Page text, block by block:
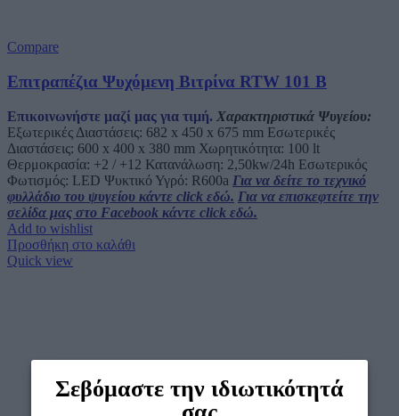
Σεβόμαστε την ιδιωτικότητά
Compare
Επιτραπέζια Ψυχόμενη Βιτρίνα RTW 101 B
Επικοινωνήστε μαζί μας για τιμή. Χαρακτηριστικά Ψυγείου:
Εξωτερικές Διαστάσεις: 682 x 450 x 675 mm Εσωτερικές
Διαστάσεις: 600 x 400 x 380 mm Χωρητικότητα: 100 lt
Θερμοκρασία: +2 / +12 Κατανάλωση: 2,50kw/24h Εσωτερικός
Φωτισμός: LED Ψυκτικό Υγρό: R600a Για να δείτε το τεχνικό
φυλλάδιο του ψυγείου κάντε click εδώ. Για να επισκεφτείτε την
σελίδα μας στο Facebook κάντε click εδώ.
Add to wishlist
Προσθήκη στο καλάθι
Quick view